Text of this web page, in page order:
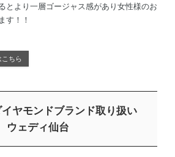
とより一層ゴージャス感があり女性様のお
す！！
ちら
ヤモンドブランド取り扱い
ウェディ仙台